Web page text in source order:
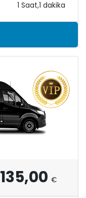
1 Saat,1 dakika
135,00 €